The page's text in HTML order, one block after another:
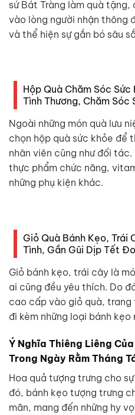
sứ Bát Tràng làm quà tặng,
vào lòng người nhận thông
và thể hiện sự gắn bó sâu
Hộp Quà Chăm Sóc Sức
Tình Thương, Chăm Sóc
Ngoài những món quà lưu
chọn hộp quà sức khỏe để
nhân viên cũng như đối
thực phẩm chức năng,
những phụ kiện khác.
Giỏ Quà Bánh Kẹo, Trái
Tình, Gần Gũi Dịp Tết
Giỏ bánh kẹo, trái cây là
ai cũng đều yêu thích. Do
cao cấp vào giỏ quà,
đi kèm những loại bánh kẹo
Ý Nghĩa Thiêng Liêng
Trong Ngày Rằm Tháng
Hoa quả tượng trưng cho
đó, bánh kẹo tượng trưng
mãn, mang đến những hy